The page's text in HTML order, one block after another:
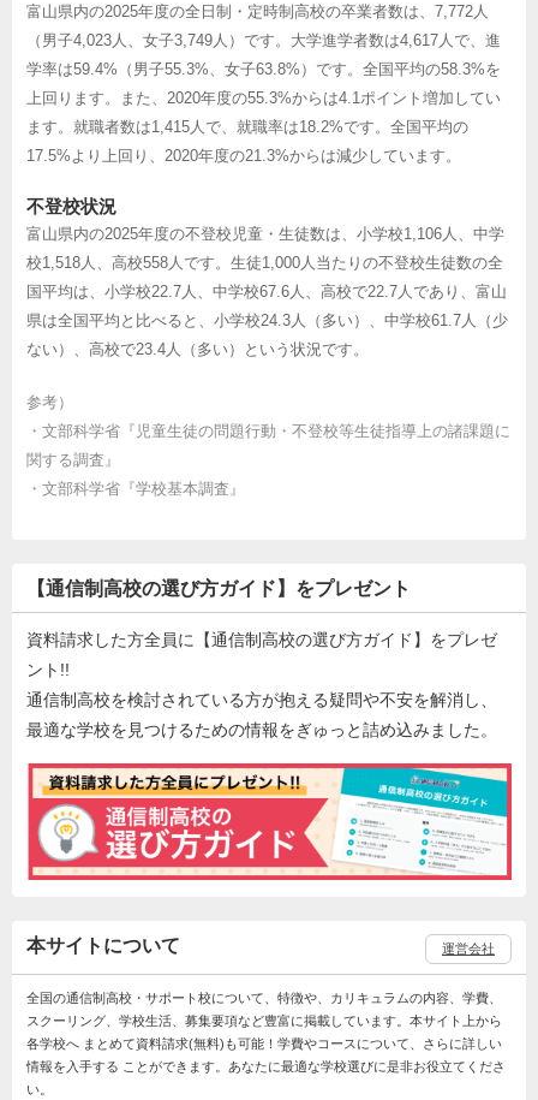
富山県内の2025年度の全日制・定時制高校の卒業者数は、7,772人
（男子4,023人、女子3,749人）です。大学進学者数は4,617人で、進
学率は59.4%（男子55.3%、女子63.8%）です。全国平均の58.3%を
上回ります。また、2020年度の55.3%からは4.1ポイント増加してい
ます。就職者数は1,415人で、就職率は18.2%です。全国平均の
17.5%より上回り、2020年度の21.3%からは減少しています。
不登校状況
富山県内の2025年度の不登校児童・生徒数は、小学校1,106人、中学
校1,518人、高校558人です。生徒1,000人当たりの不登校生徒数の全
国平均は、小学校22.7人、中学校67.6人、高校で22.7人であり、富山
県は全国平均と比べると、小学校24.3人（多い）、中学校61.7人（少
ない）、高校で23.4人（多い）という状況です。
参考）
・ 文部科学省『児童生徒の問題行動・不登校等生徒指導上の諸課題に
関する調査』
・ 文部科学省『学校基本調査』
【通信制高校の選び方ガイド】をプレゼント
資料請求した方全員に【通信制高校の選び方ガイド】をプレゼ
ント!!
通信制高校を検討されている方が抱える疑問や不安を解消し、
最適な学校を見つけるための情報をぎゅっと詰め込みました。
本サイトについて 運営会社
全国の通信制高校・サポート校について、特徴や、カリキュラムの内容、学費、
スクーリング、学校生活、募集要項など豊富に掲載しています。本サイト上から
各学校へ まとめて資料請求(無料)も可能！学費やコースについて、さらに詳しい
情報を入手する ことができます。あなたに最適な学校選びに是非お役立てくださ
い。